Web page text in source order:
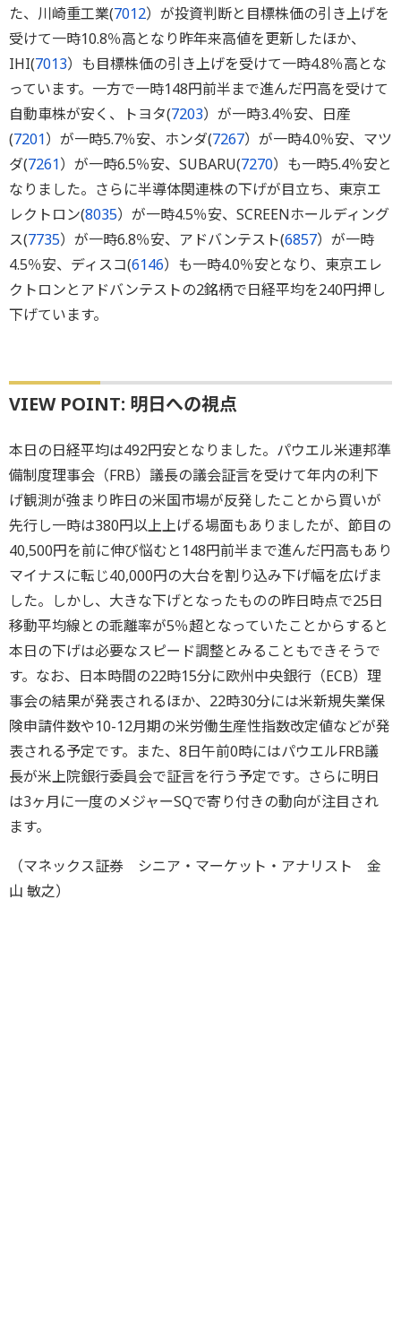
た、川崎重工業(7012）が投資判断と目標株価の引き上げを
受けて一時10.8％高となり昨年来高値を更新したほか、
IHI(7013）も目標株価の引き上げを受けて一時4.8％高とな
っています。一方で一時148円前半まで進んだ円高を受けて
自動車株が安く、トヨタ(7203）が一時3.4％安、日産
(7201）が一時5.7％安、ホンダ(7267）が一時4.0％安、マツ
ダ(7261）が一時6.5％安、SUBARU(7270）も一時5.4％安と
なりました。さらに半導体関連株の下げが目立ち、東京エ
レクトロン(8035）が一時4.5％安、SCREENホールディング
ス(7735）が一時6.8％安、アドバンテスト(6857）が一時
4.5％安、ディスコ(6146）も一時4.0％安となり、東京エレ
クトロンとアドバンテストの2銘柄で日経平均を240円押し
下げています。
VIEW POINT: 明日への視点
本日の日経平均は492円安となりました。パウエル米連邦準
備制度理事会（FRB）議長の議会証言を受けて年内の利下
げ観測が強まり昨日の米国市場が反発したことから買いが
先行し一時は380円以上上げる場面もありましたが、節目の
40,500円を前に伸び悩むと148円前半まで進んだ円高もあり
マイナスに転じ40,000円の大台を割り込み下げ幅を広げま
した。しかし、大きな下げとなったものの昨日時点で25日
移動平均線との乖離率が5％超となっていたことからすると
本日の下げは必要なスピード調整とみることもできそうで
す。なお、日本時間の22時15分に欧州中央銀行（ECB）理
事会の結果が発表されるほか、22時30分には米新規失業保
険申請件数や10-12月期の米労働生産性指数改定値などが発
表される予定です。また、8日午前0時にはパウエルFRB議
長が米上院銀行委員会で証言を行う予定です。さらに明日
は3ヶ月に一度のメジャーSQで寄り付きの動向が注目され
ます。
（マネックス証券 シニア・マーケット・アナリスト 金
山 敏之）